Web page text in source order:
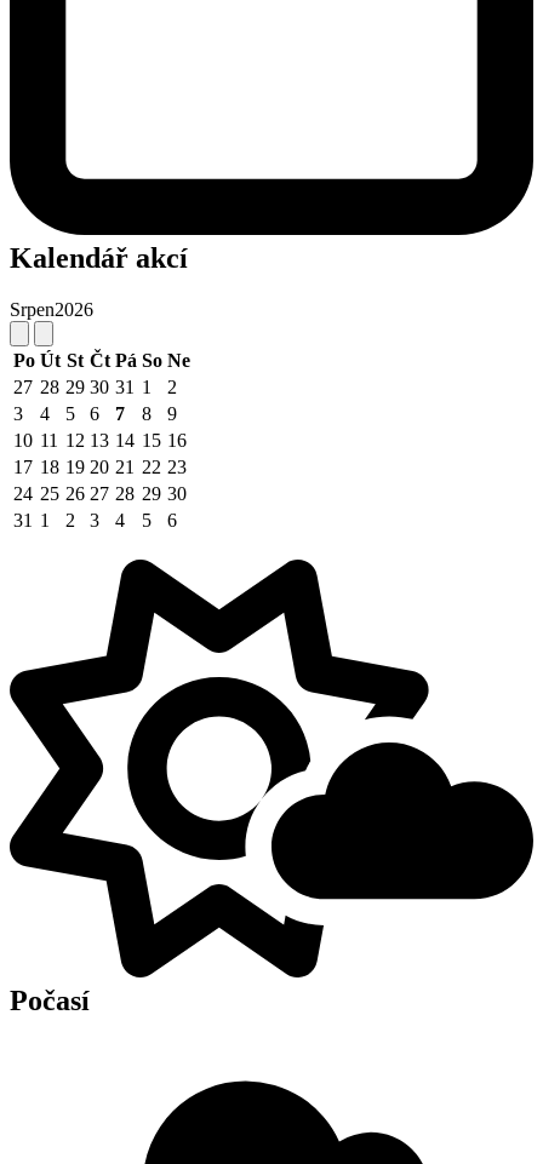
Kalendář akcí
Srpen2026
Po Út St Čt Pá So Ne
27 28 29 30 31 1
2
3
4 5 6 7 8
9
10 11 12 13 14 15 16
17 18 19 20 21 22 23
24 25 26 27 28 29 30
31 1 2 3 4 5 6
Počasí